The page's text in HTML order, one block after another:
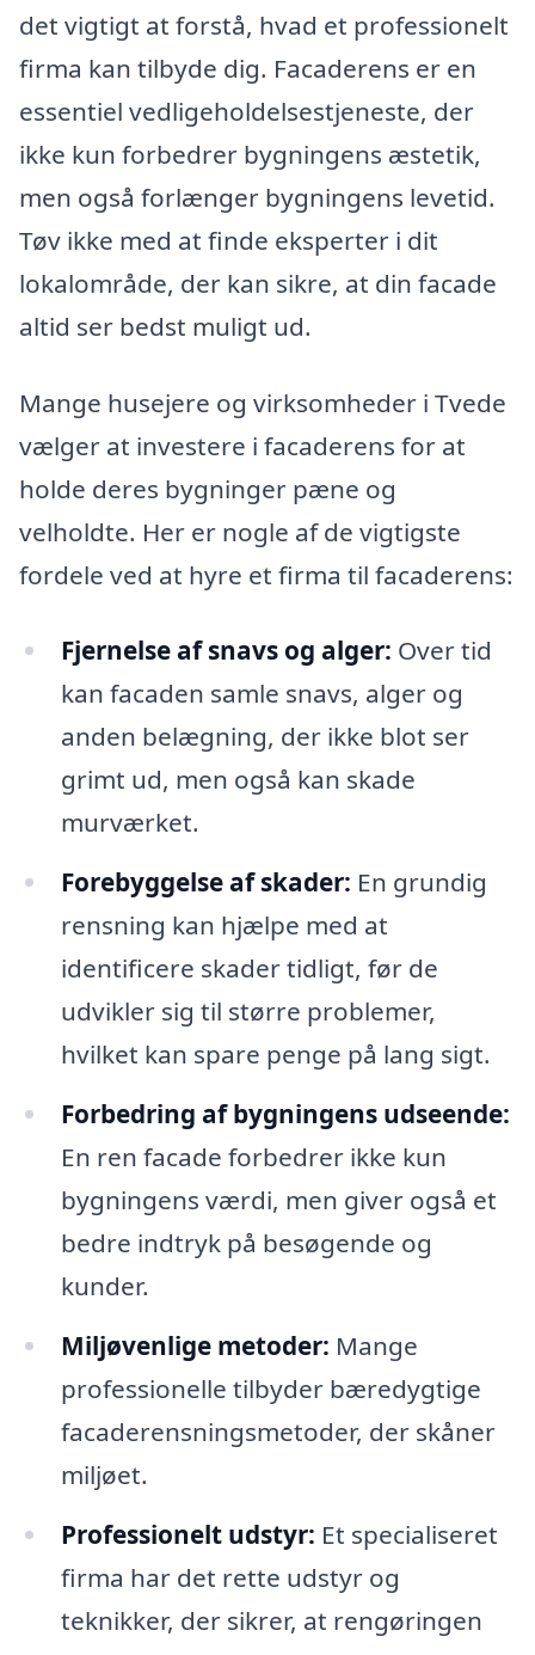
det vigtigt at forstå, hvad et professionelt
firma kan tilbyde dig. Facaderens er en
essentiel vedligeholdelsestjeneste, der
ikke kun forbedrer bygningens æstetik,
men også forlænger bygningens levetid.
Tøv ikke med at finde eksperter i dit
lokalområde, der kan sikre, at din facade
altid ser bedst muligt ud.
Mange husejere og virksomheder i Tvede
vælger at investere i facaderens for at
holde deres bygninger pæne og
velholdte. Her er nogle af de vigtigste
fordele ved at hyre et firma til facaderens:
Fjernelse af snavs og alger: Over tid
kan facaden samle snavs, alger og
anden belægning, der ikke blot ser
grimt ud, men også kan skade
murværket.
Forebyggelse af skader: En grundig
rensning kan hjælpe med at
identificere skader tidligt, før de
udvikler sig til større problemer,
hvilket kan spare penge på lang sigt.
Forbedring af bygningens udseende:
En ren facade forbedrer ikke kun
bygningens værdi, men giver også et
bedre indtryk på besøgende og
kunder.
Miljøvenlige metoder: Mange
professionelle tilbyder bæredygtige
facaderensningsmetoder, der skåner
miljøet.
Professionelt udstyr: Et specialiseret
firma har det rette udstyr og
teknikker, der sikrer, at rengøringen